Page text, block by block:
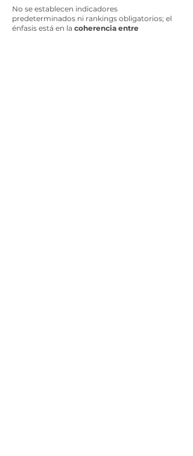
No se establecen indicadores
predeterminados ni rankings obligatorios; el
énfasis está en la coherencia entre